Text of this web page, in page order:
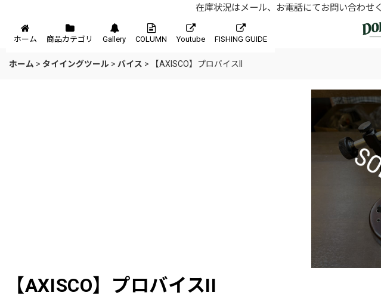
在庫状況はメール、お電話にてお問い合わ
メニュー
ホーム 商品カテゴリ Gallery COLUMN Youtube FISHING GUIDE
ホーム > タイイングツール > バイス > 【AXISCO】プロバイスII
【AXISCO】プロバイスII